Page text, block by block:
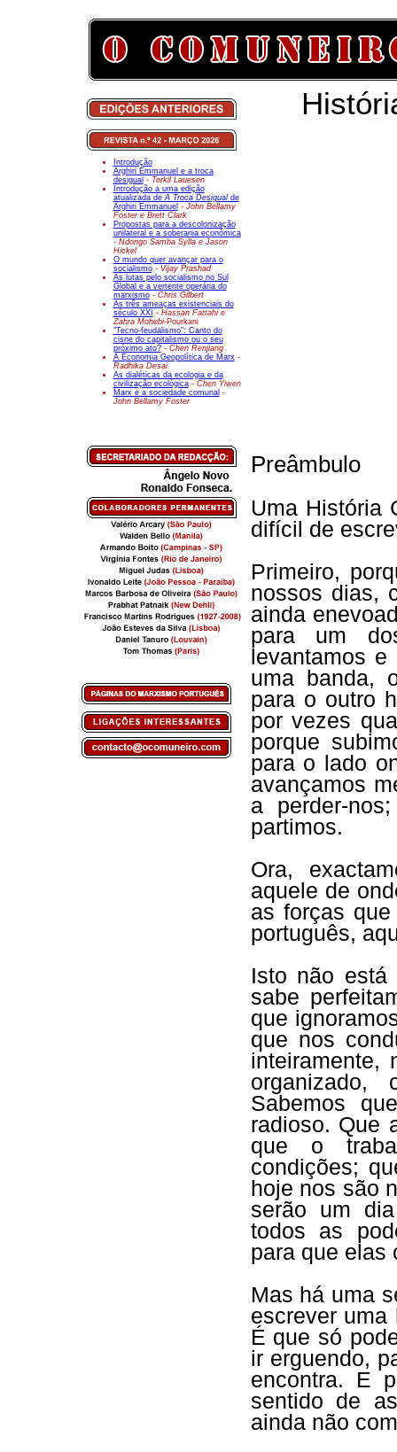
Introdução
Arghiri Emmanuel e a troca
desigual - Torkil Lauesen
Introdução a uma edição
atualizada deA Troca Desigualde
Arghiri Emmanuel - John Bellamy
Foster e Brett Clark
Propostas para a descolonização
unilateral e a soberania económica
- Ndongo Samba Sylla e Jason
Hickel
O mundo quer avançar para o
socialismo- Vijay Prashad
As lutas pelo socialismo no Sul
Global e a vertente operária do
marxismo- Chris Gilbert
As três ameaças existenciais do
século XXI - Hassan Fattahi e
Zahra Mohebi-Pourkani
"Tecno-feudalismo": Canto do
cisne do capitalismo ou o seu
próximo ato? - Chen Renjiang
A Economia Geopolítica de Marx-
Radhika Desai
As dialéticas da ecologia e da
civilização ecológica - Chen Yiwen
Marx e a sociedade comunal -
John Bellamy Foster
Preâmbulo
Uma História
difícil de
Primeiro,
nossos dias,
ainda
para um
levantamos
uma banda,
para o outro
por vezes
porque
para o lado
avançamos
a perder-
partimos.
Ora,
aquele de
as forças
português,
Isto não
sabe
que
que nos
inteiramente,
Sabemos
radioso. Que
que o
condições;
hoje nos são
serão um
todos as
para que elas
Mas há uma
escrever uma
É que só
ir erguendo,
encontra. E
sentido de
ainda não